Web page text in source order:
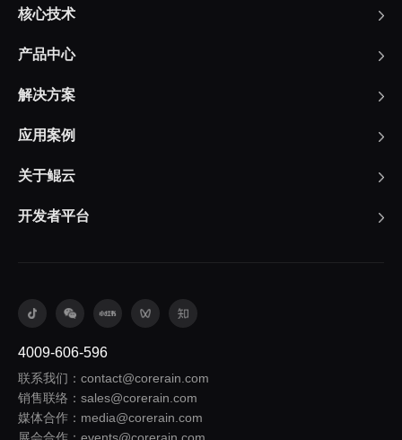
核心技术
产品中心
解决方案
应用案例
关于鲲云
开发者平台
4009-606-596
联系我们：contact@corerain.com
销售联络：sales@corerain.com
媒体合作：media@corerain.com
展会合作：events@corerain.com